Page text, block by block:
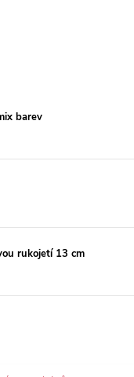
barev
rukojetí 13 cm